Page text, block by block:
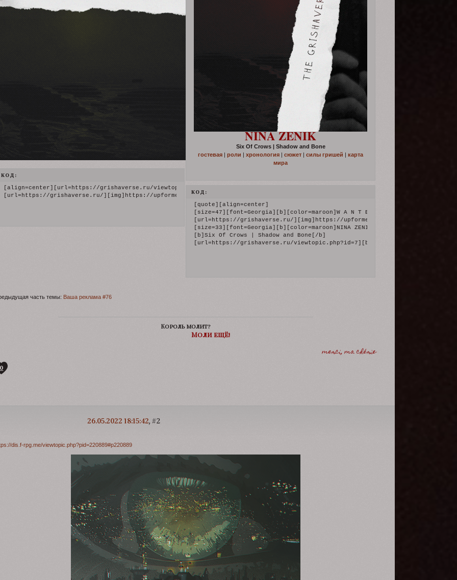
КОД:
[align=center][url=https://grishaverse.ru/viewtopic.php?id=7][b]гостевая[/b][/url] | [url=https://grishaverse.ru/
[url=https://grishaverse.ru/][img]https://upforme.ru/uploads/001b/19/fa/2/71990.png[/img][/url][/align]
NINA ZENIK
Six Of Crows | Shadow and Bone
гостевая | роли | хронология | сюжет | силы гришей | карта
мира
КОД:
[quote][align=center]
[size=47][font=Georgia][b][color=maroon]W A N T E D[/color][/b][/font][/
[url=https://grishaverse.ru/][img]https://upforme.ru/uploads/001b/19/fa/
[size=33][font=Georgia][b][color=maroon]NINA ZENIK[/color][/b][/font][/
[b]Six Of Crows | Shadow and Bone[/b]
[url=https://grishaverse.ru/viewtopic.php?id=7][b]гостевая[/b][/url] |
часть темы: Ваша реклама #76
Король молит?
Моли ещё!
merci, ma chérie
2
26.05.2022 18:15:42
dis.f-rpg.me/viewtopic.php?pid=220889#p220889